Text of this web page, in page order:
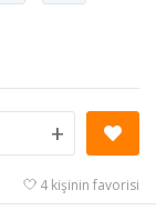
+
4 kişinin favorisi